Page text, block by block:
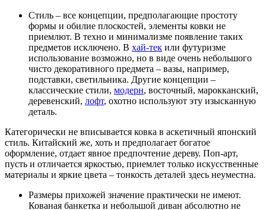
Стиль – все концепции, предполагающие простоту
формы и обилие плоскостей, элементы ковки не
приемлют. В техно и минимализме появление таких
предметов исключено. В хай-тек или футуризме
использование возможно, но в виде очень небольшого
чисто декоративного предмета – вазы, например,
подставки, светильника. Другие концепции –
классические стили, модерн, восточный, марокканский,
деревенский, лофт, охотно используют эту изысканную
деталь.
Категорически не вписывается ковка в аскетичный японский
стиль. Китайский же, хоть и предполагает богатое
оформление, отдает явное предпочтение дереву. Поп-арт,
пусть и отличается яркостью, приемлет только искусственные
материалы и яркие цвета – тонкость деталей здесь неуместна.
Размеры прихожей значение практически не имеют.
Кованая банкетка и небольшой диван абсолютно не